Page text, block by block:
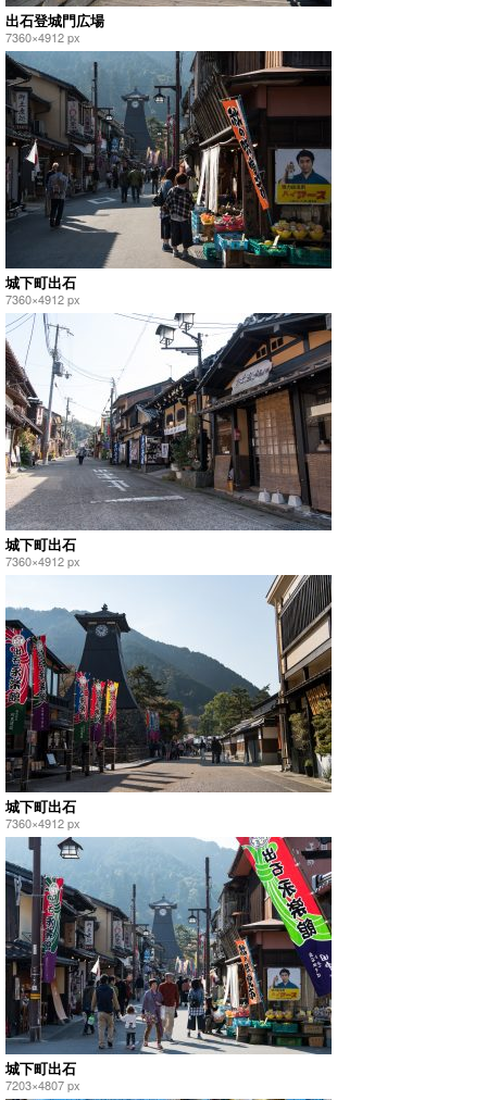
出石登城門広場
7360×4912 px
城下町出石
7360×4912 px
城下町出石
7360×4912 px
城下町出石
7360×4912 px
城下町出石
7203×4807 px